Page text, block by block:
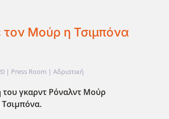
τον Μούρ η Τσιμπόνα
| Press Room | Αδριατική
γκαρντ Ρόναλντ Μούρ